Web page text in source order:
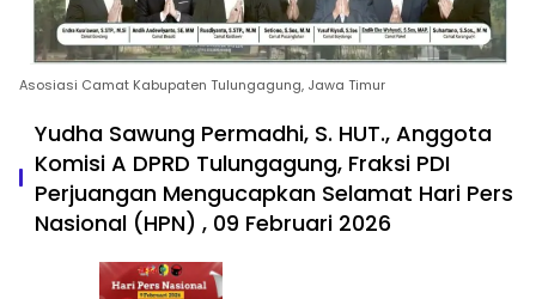
Asosiasi Camat Kabupaten Tulungagung, Jawa Timur
Yudha Sawung Permadhi, S. HUT., Anggota
Komisi A DPRD Tulungagung, Fraksi PDI
Perjuangan Mengucapkan Selamat Hari Pers
Nasional (HPN) , 09 Februari 2026